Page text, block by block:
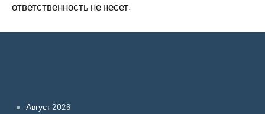
ответственность не несет.
Август 2026